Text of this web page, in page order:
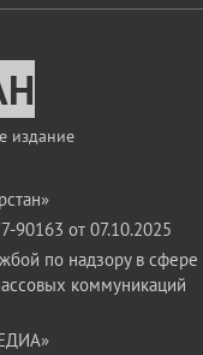
издание
от 07.10.2025
по надзору в сфере
коммуникаций